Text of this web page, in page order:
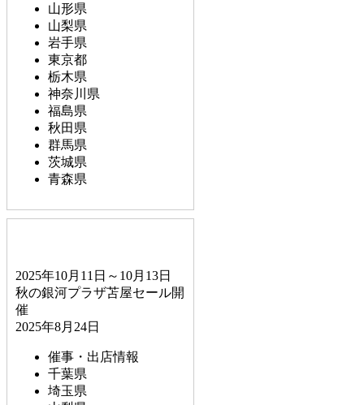
山形県
山梨県
岩手県
東京都
栃木県
神奈川県
福島県
秋田県
群馬県
茨城県
青森県
2025年10月11日～10月13日
秋の銀河プラザ苫屋セール開
催
2025年8月24日
催事・出店情報
千葉県
埼玉県